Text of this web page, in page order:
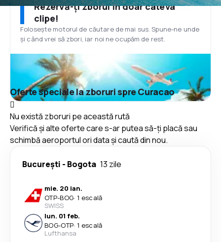
Rezervă-ți zborul în doar câteva
clipe!
Folosește motorul de căutare de mai sus. Spune-ne unde
și când vrei să zbori, iar noi ne ocupăm de rest.
Oferte speciale la zboruri spre Curacao
Nu există zboruri pe această rută
Verifică și alte oferte care s-ar putea să-ți placă sau
schimbă aeroportul ori data și caută din nou.
București - Bogota 13 zile
mie. 20 ian.
OTP-BOG· 1 escală
SWISS
lun. 01 feb.
BOG-OTP· 1 escală
Lufthansa